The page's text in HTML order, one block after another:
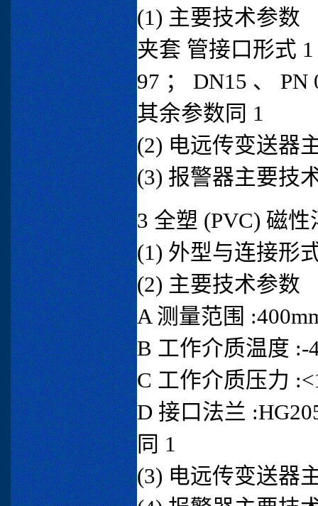
(1) 主要技术参数
夹套 管接口形式
97 ； DN15 、 PN
其余参数同 1
(2) 电远传变送器
(3) 报警器主要技
3 全塑 (PVC) 磁
(1) 外型与连接形
(2) 主要技术参数
A 测量范围
B 工作介质温度
C 工作介质压力
D 接口法兰
同 1
(3) 电远传变送器